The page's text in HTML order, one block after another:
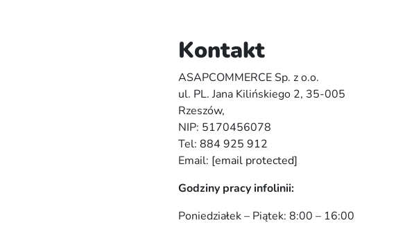
Kontakt
ASAPCOMMERCE Sp. z o.o.
ul. PL. Jana Kilińskiego 2, 35-005
Rzeszów,
NIP: 5170456078
Tel: 884 925 912
Email: [email protected]
Godziny pracy infolinii:
Poniedziałek – Piątek: 8:00 – 16:00